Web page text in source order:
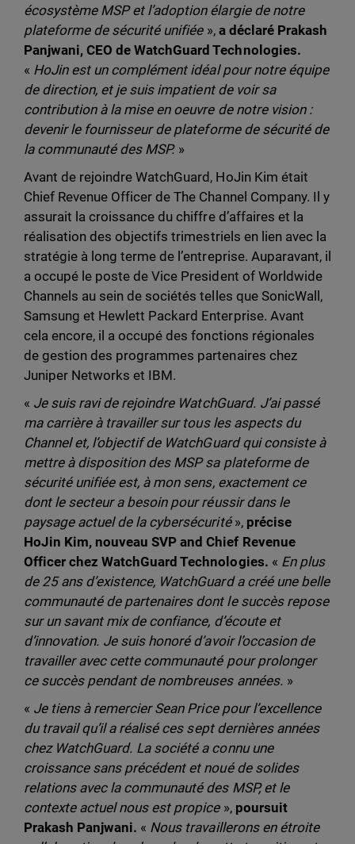
écosystème MSP et l’adoption élargie de notre
plateforme de sécurité unifiée», a déclaré Prakash
Panjwani, CEO de WatchGuard Technologies.
« HoJin est un complément idéal pour notre équipe
de direction, et je suis impatient de voir sa
contribution à la mise en oeuvre de notre vision :
devenir le fournisseur de plateforme de sécurité de
la communauté des MSP. »
Avant de rejoindre WatchGuard, HoJin Kim était
Chief Revenue Officer de The Channel Company. Il y
assurait la croissance du chiffre d’affaires et la
réalisation des objectifs trimestriels en lien avec la
stratégie à long terme de l’entreprise. Auparavant, il
a occupé le poste de Vice President of Worldwide
Channels au sein de sociétés telles que SonicWall,
Samsung et Hewlett Packard Enterprise. Avant
cela encore, il a occupé des fonctions régionales
de gestion des programmes partenaires chez
Juniper Networks et IBM.
« Je suis ravi de rejoindre WatchGuard. J’ai passé
ma carrière à travailler sur tous les aspects du
Channel et, l’objectif de WatchGuard qui consiste à
mettre à disposition des MSP sa plateforme de
sécurité unifiée est, à mon sens, exactement ce
dont le secteur a besoin pour réussir dans le
paysage actuel de la cybersécurité», précise
HoJin Kim, nouveau SVP and Chief Revenue
Officer chez WatchGuard Technologies. « En plus
de 25 ans d’existence, WatchGuard a créé une belle
communauté de partenaires dont le succès repose
sur un savant mix de confiance, d’écoute et
d’innovation. Je suis honoré d’avoir l’occasion de
travailler avec cette communauté pour prolonger
ce succès pendant de nombreuses années. »
« Je tiens à remercier Sean Price pour l’excellence
du travail qu’il a réalisé ces sept dernières années
chez WatchGuard. La société a connu une
croissance sans précédent et noué de solides
relations avec la communauté des MSP, et le
contexte actuel nous est propice», poursuit
Prakash Panjwani. « Nous travaillerons en étroite